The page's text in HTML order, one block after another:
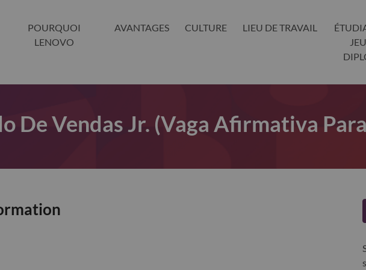
POURQUOI
LENOVO
AVANTAGES CULTURE LIEU DE TRAVAIL
De Vendas Jr. (Vaga Afirmativa